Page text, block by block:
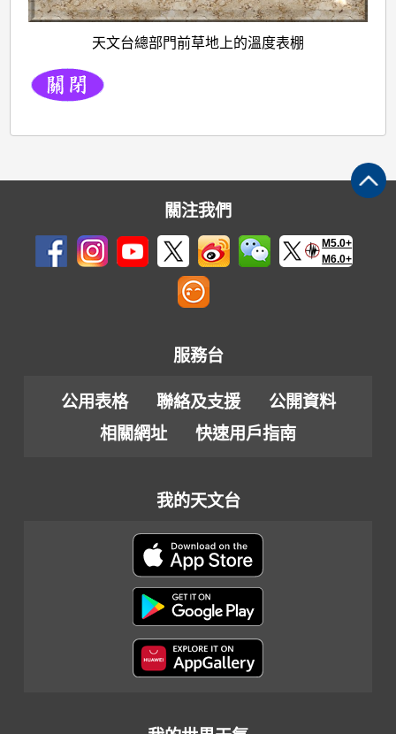
天文台總部門前草地上的溫度表棚
關注我們
M5.0+
M6.0+
服務台
公用表格 聯絡及支援
公開資料
相關網址
快速用戶指南
我的天文台